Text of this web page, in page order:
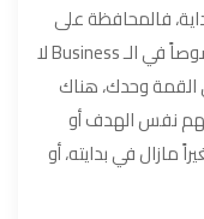
فالمحافظة على
القمة أصعب بكثير من الصعود إليها… وخصوصاً في الـ Business لا
القمة وحدك، هناك
نفس الهدف أو
مازال في بدايته، أو